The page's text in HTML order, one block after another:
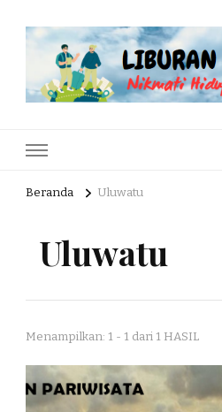
Beranda Uluwatu
Uluwatu
Menampilkan: 1 - 1 dari 1 HASIL